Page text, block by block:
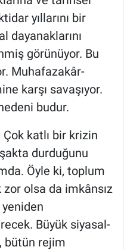
yıllarını bir
dayanaklarını
görünüyor. Bu
Muhafazakâr-
karşı savaşıyor.
budur.
katlı bir krizin
durduğunu
Öyle ki, toplum
olsa da imkânsız
Büyük siyasal-
bütün rejim